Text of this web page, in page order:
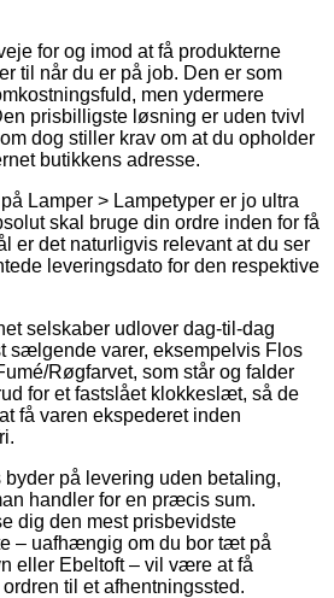
for og imod at få produkterne
til når du er på job. Den er som
men ydermere
prisbilligste løsning er uden tvivl
dog stiller krav om at du opholder
butikkens adresse.
Lamper > Lampetyper er jo ultra
skal bruge din ordre inden for få
er det naturligvis relevant at du ser
leveringsdato for den respektive
selskaber udlover dag-til-dag
sælgende varer, eksempelvis Flos
Røgfarvet, som står og falder
for et fastslået klokkeslæt, så de
få varen ekspederet inden
byder på levering uden betaling,
handler for en præcis sum.
dig den mest prisbevidste
– uafhængig om du bor tæt på
eller Ebeltoft – vil være at få
til et afhentningssted.